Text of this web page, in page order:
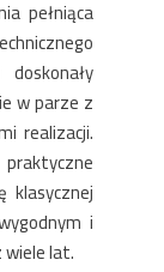
pełniąca
w parze z
realizacji.
klasycznej
i
lat.